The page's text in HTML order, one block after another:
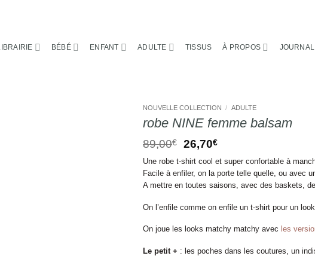
BÉBÉ ENFANT ADULTE TISSUS À PROPOS JOURNAL
NOUVELLE COLLECTION / ADULTE
robe NINE femme balsam
89,00€
Le
prix
initial
était :
89,00€.
26,70€Le
actuel
est :
26,70€.
Une robe t-shirt cool et super confortable à
Facile à enfiler, on la porte telle quelle, ou avec
A mettre en toutes saisons, avec des baskets,
On l’enfile comme on enfile un t-shirt pour un
On joue les looks matchy matchy avec les
Le petit + : les poches dans les coutures, un